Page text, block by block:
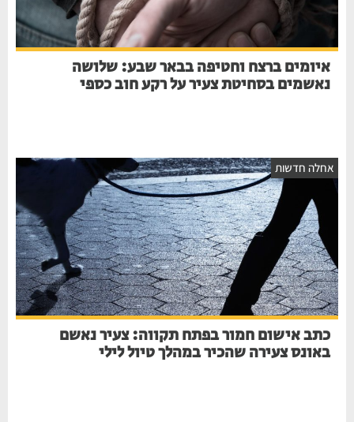
איומים ברצח וחטיפה בבאר שבע: שלושה
נאשמים בסחיטת צעיר על רקע חוב כספי
אחלה חדשות
כתב אישום חמור בפתח תקווה: צעיר נאשם
באונס צעירה שהכיר במהלך טיול לילי